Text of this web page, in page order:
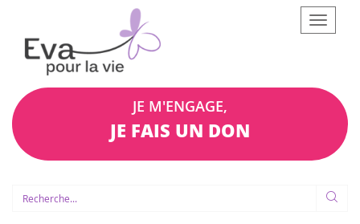
Afficher
le
JE M'ENGAGE,
JE FAIS UN DON